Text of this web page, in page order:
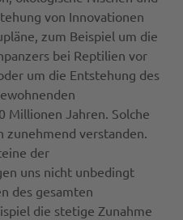
von Innovationen
zum Beispiel um die
bei Reptilien vor
um die Entstehung des
Millionen Jahren. Solche
zunehmend verstanden.
der
uns nicht unbedingt
des gesamten
die stetige Zunahme